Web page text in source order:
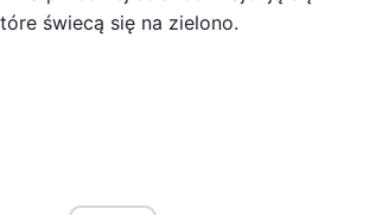
świecą się na zielono.